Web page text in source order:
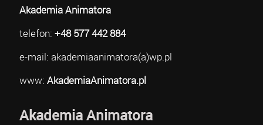
Akademia Animatora
telefon: +48 577 442 884
e-mail: akademiaanimatora(a)wp.pl
www: AkademiaAnimatora.pl
Akademia Animatora